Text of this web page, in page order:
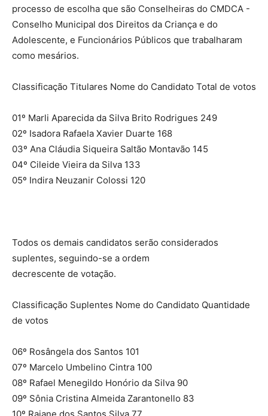
processo de escolha que são Conselheiras do CMDCA -
Conselho Municipal dos Direitos da Criança e do
Adolescente, e Funcionários Públicos que trabalharam
como mesários.
Classificação Titulares Nome do Candidato Total de votos
01º Marli Aparecida da Silva Brito Rodrigues 249
02º Isadora Rafaela Xavier Duarte 168
03º Ana Cláudia Siqueira Saltão Montavão 145
04º Cileide Vieira da Silva 133
05º Indira Neuzanir Colossi 120
Todos os demais candidatos serão considerados
suplentes, seguindo-se a ordem
decrescente de votação.
Classificação Suplentes Nome do Candidato Quantidade
de votos
06º Rosângela dos Santos 101
07º Marcelo Umbelino Cintra 100
08º Rafael Menegildo Honório da Silva 90
09º Sônia Cristina Almeida Zarantonello 83